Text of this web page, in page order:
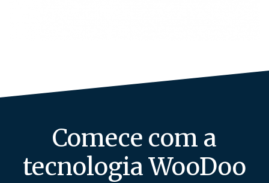
Comece com a
tecnologia WooDoo